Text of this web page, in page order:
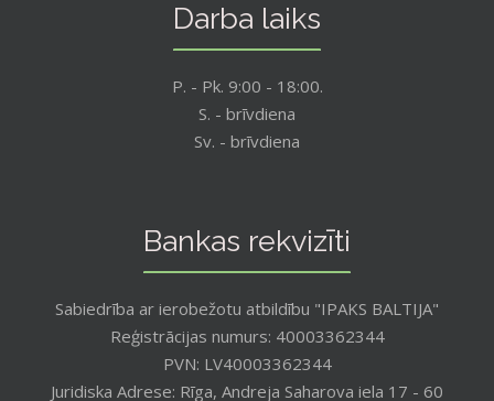
Darba laiks
P. - Pk. 9:00 - 18:00.
S. - brīvdiena
Sv. - brīvdiena
Bankas rekvizīti
Sabiedrība ar ierobežotu atbildību "IPAKS BALTIJA"
Reģistrācijas numurs: 40003362344
PVN: LV40003362344
Juridiska Adrese: Rīga, Andreja Saharova iela 17 - 60